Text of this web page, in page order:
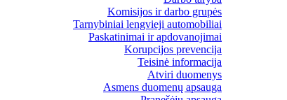
Komisijos ir darbo grupės
Tarnybiniai lengvieji automobiliai
Paskatinimai ir apdovanojimai
Korupcijos prevencija
Teisinė informacija
Atviri duomenys
Asmens duomenų apsauga